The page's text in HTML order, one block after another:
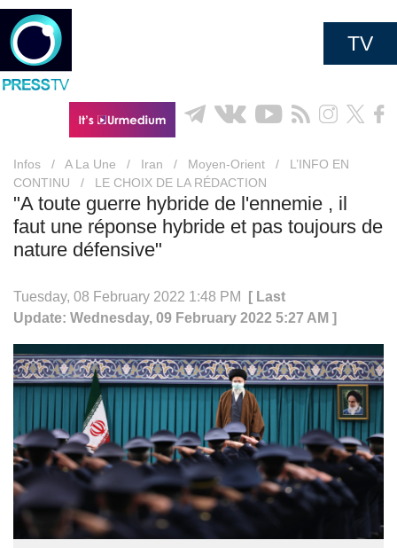
TV
Infos / A La Une / Iran / Moyen-Orient /
L’INFO EN
CONTINU
/ LE CHOIX DE LA RÉDACTION
"A toute guerre hybride de l'ennemie , il
faut une réponse hybride et pas toujours de
nature défensive"
Tuesday, 08 February 2022 1:48 PM
[ Last
Update: Wednesday, 09 February 2022 5:27 AM ]